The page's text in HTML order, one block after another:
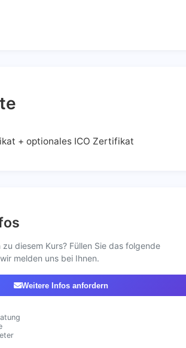
+ optionales ICO Zertifikat
zu diesem Kurs? Füllen Sie das folgende
melden uns bei Ihnen.
Weitere Infos anfordern